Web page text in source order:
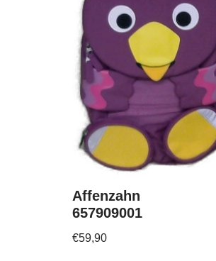
Affenzahn
657909001
€59,90